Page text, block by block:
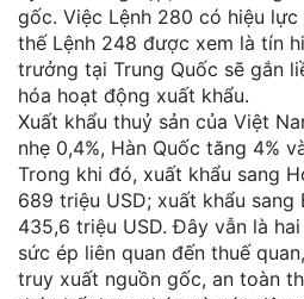
gốc. Việc Lệnh 280 có hiệu
thế Lệnh 248 được xem là tín
trưởng tại Trung Quốc sẽ gắn
hóa hoạt động xuất khẩu.
Xuất khẩu thuỷ sản của Việt
nhẹ 0,4%, Hàn Quốc tăng 4%
Trong khi đó, xuất khẩu sang
689 triệu USD; xuất khẩu sang
435,6 triệu USD. Đây vẫn là
sức ép liên quan đến thuế
truy xuất nguồn gốc, an toàn